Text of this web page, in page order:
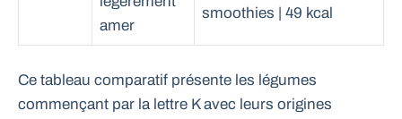
amer
smoothies | 49 kcal
Ce tableau comparatif présente les légumes
commençant par la lettre K avec leurs origines